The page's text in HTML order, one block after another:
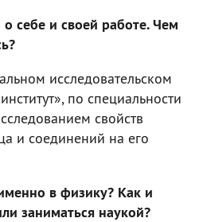
себе и своей работе. Чем
исследовательском
по специальности
свойств
и соединений на его
в физику? Как и
заниматься наукой?